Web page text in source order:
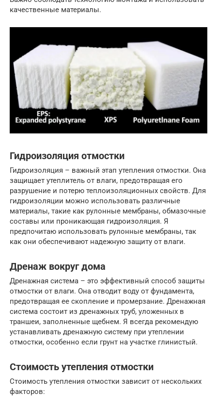
качественные материалы.
Гидроизоляция отмостки
Гидроизоляция – важный этап утепления отмостки. Она
защищает утеплитель от влаги, предотвращая его
разрушение и потерю теплоизоляционных свойств. Для
гидроизоляции можно использовать различные
материалы, такие как рулонные мембраны, обмазочные
составы или проникающая гидроизоляция. Я
предпочитаю использовать рулонные мембраны, так
как они обеспечивают надежную защиту от влаги.
Дренаж вокруг дома
Дренажная система – это эффективный способ защиты
отмостки от влаги. Она отводит воду от фундамента,
предотвращая ее скопление и промерзание. Дренажная
система состоит из дренажных труб, уложенных в
траншеи, заполненные щебнем. Я всегда рекомендую
устанавливать дренажную систему при утеплении
отмостки, особенно если грунт на участке глинистый.
Стоимость утепления отмостки
Стоимость утепления отмостки зависит от нескольких
факторов: